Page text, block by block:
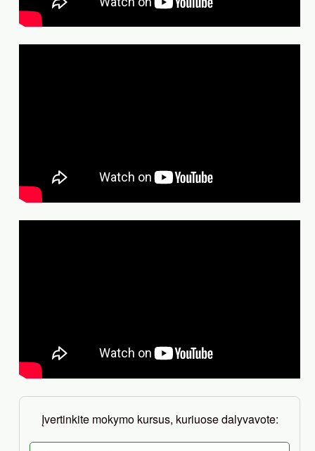
Įvertinkite mokymo kursus, kuriuose dalyvavote: